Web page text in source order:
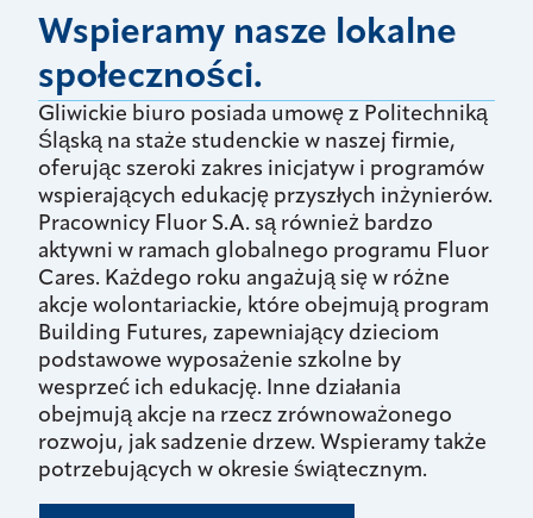
Wspieramy nasze lokalne
społeczności.
Gliwickie biuro posiada umowę z Politechniką
Śląską na staże studenckie w naszej firmie,
oferując szeroki zakres inicjatyw i programów
wspierających edukację przyszłych inżynierów.
Pracownicy Fluor S.A. są również bardzo
aktywni w ramach globalnego programu Fluor
Cares. Każdego roku angażują się w różne
akcje wolontariackie, które obejmują program
Building Futures, zapewniający dzieciom
podstawowe wyposażenie szkolne by
wesprzeć ich edukację. Inne działania
obejmują akcje na rzecz zrównoważonego
rozwoju, jak sadzenie drzew. Wspieramy także
potrzebujących w okresie świątecznym.